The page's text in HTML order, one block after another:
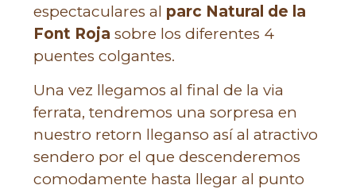
espectaculares al parc Natural de la
Font Roja sobre los diferentes 4
puentes colgantes.
Una vez llegamos al final de la via
ferrata, tendremos una sorpresa en
nuestro retorn lleganso así al atractivo
sendero por el que descenderemos
comodamente hasta llegar al punto